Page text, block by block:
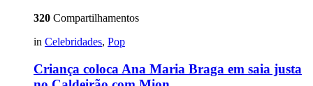
320 Compartilhamentos
in Celebridades, Pop
Criança coloca Ana Maria Braga em saia justa